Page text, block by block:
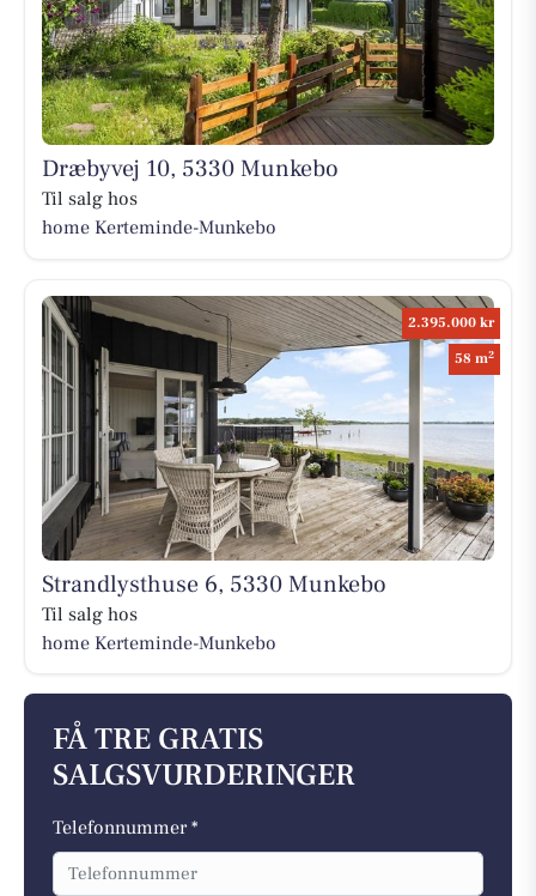
Dræbyvej 10, 5330 Munkebo
Til salg hos
home Kerteminde-Munkebo
2.395.000 kr
58 m2
Strandlysthuse 6, 5330 Munkebo
Til salg hos
home Kerteminde-Munkebo
FÅ TRE GRATIS
SALGSVURDERINGER
Telefonnummer *